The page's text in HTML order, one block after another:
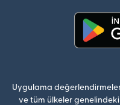
Uygulama
ve tüm ülkeler